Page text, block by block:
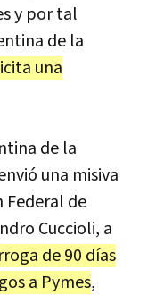
y por tal
de la
una
de la
una misiva
de
Cuccioli, a
de 90 días
a Pymes,